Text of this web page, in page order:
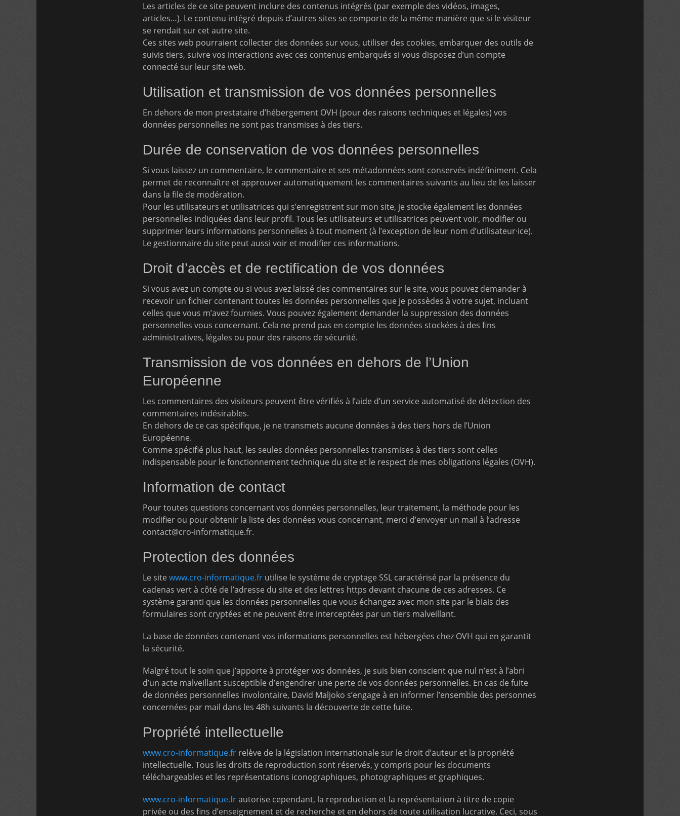
Les articles de ce site peuvent inclure des contenus intégrés (par exemple des vidéos, images,
articles…). Le contenu intégré depuis d’autres sites se comporte de la même manière que si le visiteur
se rendait sur cet autre site.
Ces sites web pourraient collecter des données sur vous, utiliser des cookies, embarquer des outils de
suivis tiers, suivre vos interactions avec ces contenus embarqués si vous disposez d’un compte
connecté sur leur site web.
Utilisation et transmission de vos données personnelles
En dehors de mon prestataire d’hébergement OVH (pour des raisons techniques et légales) vos
données personnelles ne sont pas transmises à des tiers.
Durée de conservation de vos données personnelles
Si vous laissez un commentaire, le commentaire et ses métadonnées sont conservés indéfiniment. Cela
permet de reconnaître et approuver automatiquement les commentaires suivants au lieu de les laisser
dans la file de modération.
Pour les utilisateurs et utilisatrices qui s’enregistrent sur mon site, je stocke également les données
personnelles indiquées dans leur profil. Tous les utilisateurs et utilisatrices peuvent voir, modifier ou
supprimer leurs informations personnelles à tout moment (à l’exception de leur nom d’utilisateur·ice).
Le gestionnaire du site peut aussi voir et modifier ces informations.
Droit d’accès et de rectification de vos données
Si vous avez un compte ou si vous avez laissé des commentaires sur le site, vous pouvez demander à
recevoir un fichier contenant toutes les données personnelles que je possèdes à votre sujet, incluant
celles que vous m’avez fournies. Vous pouvez également demander la suppression des données
personnelles vous concernant. Cela ne prend pas en compte les données stockées à des fins
administratives, légales ou pour des raisons de sécurité.
Transmission de vos données en dehors de l’Union
Européenne
Les commentaires des visiteurs peuvent être vérifiés à l’aide d’un service automatisé de détection des
commentaires indésirables.
En dehors de ce cas spécifique, je ne transmets aucune données à des tiers hors de l’Union
Européenne.
Comme spécifié plus haut, les seules données personnelles transmises à des tiers sont celles
indispensable pour le fonctionnement technique du site et le respect de mes obligations légales (OVH).
Information de contact
Pour toutes questions concernant vos données personnelles, leur traitement, la méthode pour les
modifier ou pour obtenir la liste des données vous concernant, merci d’envoyer un mail à l’adresse
contact@cro-informatique.fr.
Protection des données
Le site www.cro-informatique.fr utilise le système de cryptage SSL caractérisé par la présence du
cadenas vert à côté de l’adresse du site et des lettres https devant chacune de ces adresses. Ce
système garanti que les données personnelles que vous échangez avec mon site par le biais des
formulaires sont cryptées et ne peuvent être interceptées par un tiers malveillant.
La base de données contenant vos informations personnelles est hébergées chez OVH qui en garantit
la sécurité.
Malgré tout le soin que j’apporte à protéger vos données, je suis bien conscient que nul n’est à l’abri
d’un acte malveillant susceptible d’engendrer une perte de vos données personnelles. En cas de fuite
de données personnelles involontaire, David Maljoko s’engage à en informer l’ensemble des personnes
concernées par mail dans les 48h suivants la découverte de cette fuite.
Propriété intellectuelle
www.cro-informatique.fr relève de la législation internationale sur le droit d’auteur et la propriété
intellectuelle. Tous les droits de reproduction sont réservés, y compris pour les documents
téléchargeables et les représentations iconographiques, photographiques et graphiques.
www.cro-informatique.frautorise cependant, la reproduction et la représentation à titre de copie
privée ou des fins d’enseignement et de recherche et en dehors de toute utilisation lucrative. Ceci, sous